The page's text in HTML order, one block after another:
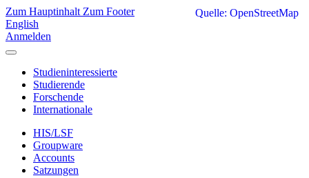
Zum Hauptinhalt Zum Footer
English
Anmelden
Studieninteressierte
Studierende
Forschende
Internationale
HIS/LSF
Groupware
Accounts
Satzungen
Quelle: OpenStreetMap